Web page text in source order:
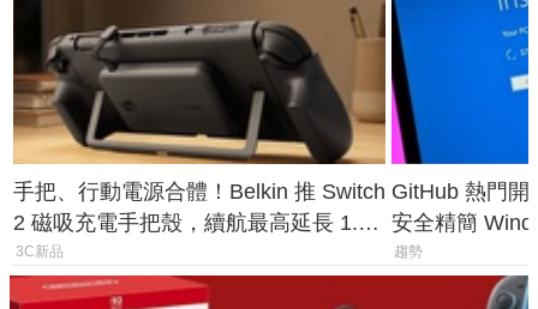
手把、行動電源合體！Belkin 推 Switch
2 磁吸充電手把殼，續航最高延長 1.5
倍
3C新品
GitHub 熱門開
安全精簡
後台追蹤
趨勢